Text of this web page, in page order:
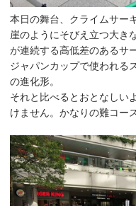
本日の舞台、クライムサー
崖のようにそびえ立つ大き
が連続する高低差のあるサ
ジャパンカップで使われる
の進化形。
それと比べるとおとなしい
けません。かなりの難コー